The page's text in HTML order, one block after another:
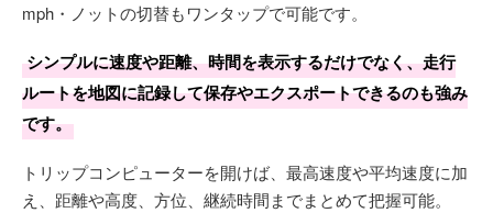
mph・ノットの切替もワンタップで可能です。
シンプルに速度や距離、時間を表示するだけでなく、走行
ルートを地図に記録して保存やエクスポートできるのも強み
です。
トリップコンピューターを開けば、最高速度や平均速度に加
え、距離や高度、方位、継続時間までまとめて把握可能。